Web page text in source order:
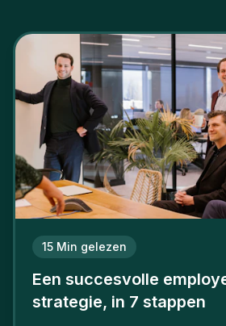
15 Min gelezen
Een succesvolle
strategie, in 7 stappen